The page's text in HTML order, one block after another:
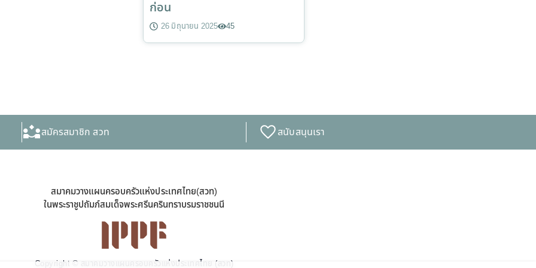
ก่อน
26 มิถุนายน 2025 45
สมัครสมาชิก สวท สนับสนุนเรา
สมาคมวางแผนครอบครัวแห่งประเทศไทย(สวท)
ในพระราชูปถัมภ์สมเด็จพระศรีนครินทราบรมราชชนนี
Copyright © สมาคมวางแผนครอบครัวแห่งประเทศไทย (สวท)